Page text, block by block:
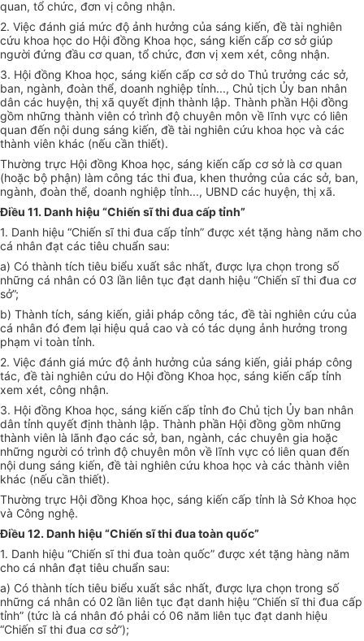
quan, tổ chức, đơn vị công nhận.
2. Việc đánh giá mức độ ảnh hưởng của sáng kiến, đề tài nghiên
cứu khoa học do Hội đồng Khoa học, sáng kiến cấp cơ sở giúp
người đứng đầu cơ quan, tổ chức, đơn vị xem xét, công nhận.
3. Hội đồng Khoa học, sáng kiến cấp cơ sở do Thủ trưởng các sở,
ban, ngành, đoàn thể, doanh nghiệp tỉnh..., Chủ tịch Ủy ban nhân
dân các huyện, thị xã quyết định thành lập. Thành phần Hội đồng
gồm những thành viên có trình độ chuyên môn về lĩnh vực có liên
quan đến nội dung sáng kiến, đề tài nghiên cứu khoa học và các
thành viên khác (nếu cần thiết).
Thường trực Hội đồng Khoa học, sáng kiến cấp cơ sở là cơ quan
(hoặc bộ phận) làm công tác thi đua, khen thưởng của các sở, ban,
ngành, đoàn thể, doanh nghiệp tỉnh..., UBND các huyện, thị xã.
Điều 11. Danh hiệu “Chiến sĩ thi đua cấp tỉnh”
1. Danh hiệu “Chiến sĩ thi đua cấp tỉnh” được xét tặng hàng năm cho
cá nhân đạt các tiêu chuẩn sau:
a) Có thành tích tiêu biểu xuất sắc nhất, được lựa chọn trong số
những cá nhân có 03 lần liên tục đạt danh hiệu “Chiến sĩ thi đua cơ
sở”;
b) Thành tích, sáng kiến, giải pháp công tác, đề tài nghiên cứu của
cá nhân đó đem lại hiệu quả cao và có tác dụng ảnh hưởng trong
phạm vi toàn tỉnh.
2. Việc đánh giá mức độ ảnh hưởng của sáng kiến, giải pháp công
tác, đề tài nghiên cứu do Hội đồng Khoa học, sáng kiến cấp tỉnh
xem xét, công nhận.
3. Hội đồng Khoa học, sáng kiến cấp tỉnh đo Chủ tịch Ủy ban nhân
dân tỉnh quyết định thành lập. Thành phần Hội đồng gồm những
thành viên là lãnh đạo các sở, ban, ngành, các chuyên gia hoặc
những người có trình độ chuyên môn về lĩnh vực có liên quan đến
nội dung sáng kiến, đề tài nghiên cứu khoa học và các thành viên
khác (nếu cần thiết).
Thường trực Hội đồng Khoa học, sáng kiến cấp tỉnh là Sở Khoa học
và Công nghệ.
Điều 12. Danh hiệu “Chiến sĩ thi đua toàn quốc”
1. Danh hiệu “Chiến sĩ thi đua toàn quốc” được xét tặng hàng năm
cho cá nhân đạt tiêu chuẩn sau:
a) Có thành tích tiêu biểu xuất sắc nhất, được lựa chọn trong số
những cá nhân có 02 lần liên tục đạt danh hiệu “Chiến sĩ thi đua cấp
tỉnh” (tức là cá nhân đó phải có 06 năm liên tục đạt danh hiệu
“Chiến sĩ thi đua cơ sở”);